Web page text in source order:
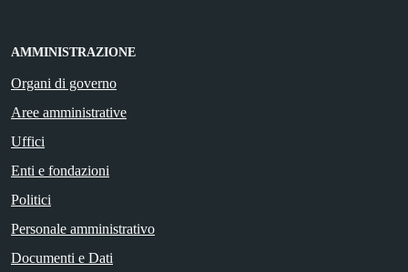
AMMINISTRAZIONE
Organi di governo
Aree amministrative
Uffici
Enti e fondazioni
Politici
Personale amministrativo
Documenti e Dati